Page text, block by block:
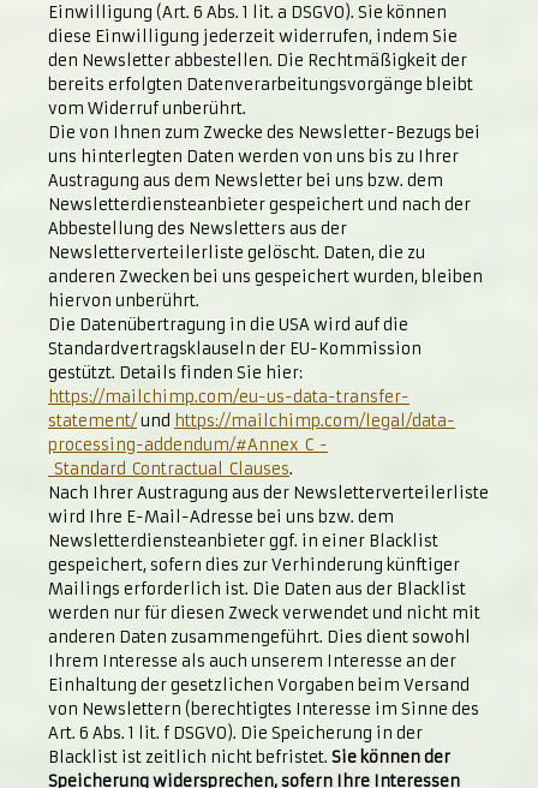
Einwilligung (Art. 6 Abs. 1 lit. a DSGVO). Sie können
diese Einwilligung jederzeit widerrufen, indem Sie
den Newsletter abbestellen. Die Rechtmäßigkeit der
bereits erfolgten Datenverarbeitungsvorgänge bleibt
vom Widerruf unberührt.
Die von Ihnen zum Zwecke des Newsletter-Bezugs bei
uns hinterlegten Daten werden von uns bis zu Ihrer
Austragung aus dem Newsletter bei uns bzw. dem
Newsletterdiensteanbieter gespeichert und nach der
Abbestellung des Newsletters aus der
Newsletterverteilerliste gelöscht. Daten, die zu
anderen Zwecken bei uns gespeichert wurden, bleiben
hiervon unberührt.
Die Datenübertragung in die USA wird auf die
Standardvertragsklauseln der EU-Kommission
gestützt. Details finden Sie hier:
https://mailchimp.com/eu-us-data-transfer-
statement/und https://mailchimp.com/legal/data-
processing-addendum/#Annex_C_-
_Standard_Contractual_Clauses.
Nach Ihrer Austragung aus der Newsletterverteilerliste
wird Ihre E-Mail-Adresse bei uns bzw. dem
Newsletterdiensteanbieter ggf. in einer Blacklist
gespeichert, sofern dies zur Verhinderung künftiger
Mailings erforderlich ist. Die Daten aus der Blacklist
werden nur für diesen Zweck verwendet und nicht mit
anderen Daten zusammengeführt. Dies dient sowohl
Ihrem Interesse als auch unserem Interesse an der
Einhaltung der gesetzlichen Vorgaben beim Versand
von Newslettern (berechtigtes Interesse im Sinne des
Art. 6 Abs. 1 lit. f DSGVO). Die Speicherung in der
Blacklist ist zeitlich nicht befristet. Sie können der
Speicherung widersprechen, sofern Ihre Interessen